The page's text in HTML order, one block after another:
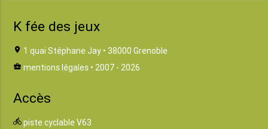
K fée des jeux
location_on 1 quai Stéphane Jay • 38000 Grenoble
business_center mentions légales • 2007 - 2026
Accès
directions_bike piste cyclable V63